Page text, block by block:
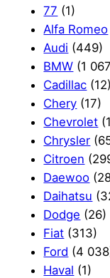
77 (1)
Alfa Romeo
Audi (449)
BMW (1
Cadillac (12)
Chery (17)
Chevrolet
Chrysler
Citroen
Daewoo
Daihatsu
Dodge (26)
Fiat (313)
Ford (4
Haval (1)